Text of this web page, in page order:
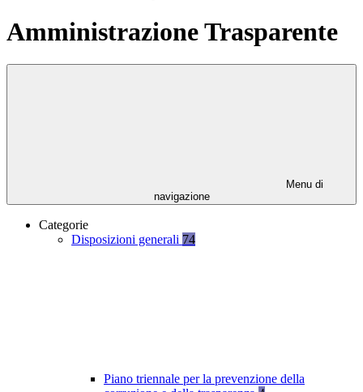
Amministrazione Trasparente
Menu di
navigazione
Categorie
Disposizioni generali 74
Piano triennale per la prevenzione della